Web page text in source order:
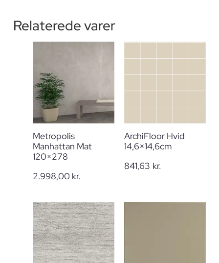
Relaterede varer
Metropolis
Manhattan Mat
120×278
2.998,00 kr.
ArchiFloor Hvid
14,6×14,6cm
841,63 kr.